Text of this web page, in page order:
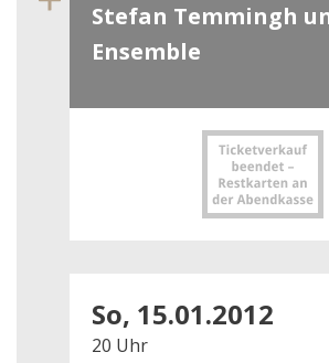
Stefan Temmingh
Ensemble
So, 15.01.2012
20 Uhr